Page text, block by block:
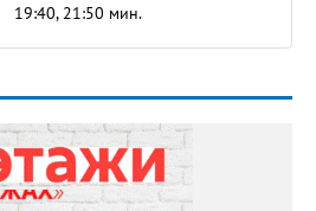
19:40, 21:50 мин.